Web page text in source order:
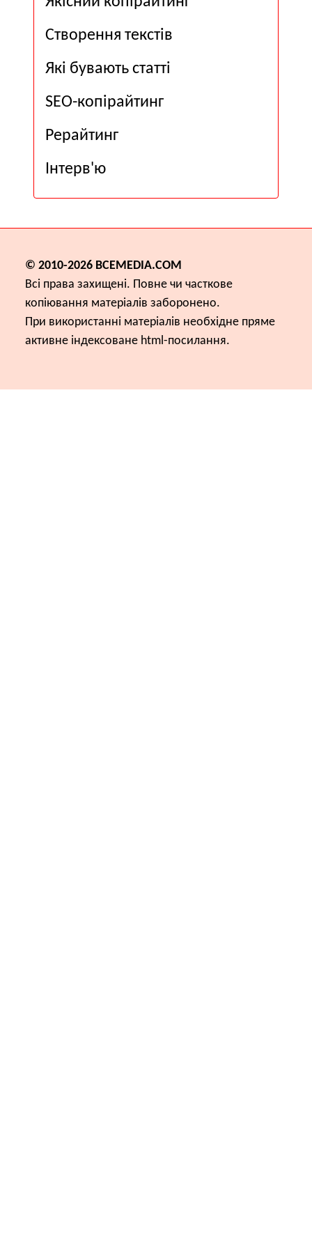
Створення текстів
Які бувають статті
SEO-копірайтинг
Рерайтинг
Інтерв'ю
© 2010-2026 ВСЕМЕDІА.COM
Всі права захищені. Повне чи часткове
копіювання матеріалів заборонено.
При використанні матеріалів необхідне пряме
активне індексоване html-посилання.